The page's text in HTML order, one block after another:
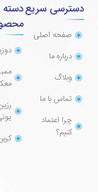
دسترسی سریع
صفحه اصلی
درباره ما
وبلاگ
تماس با ما
چرا اعتماد
کنیم؟